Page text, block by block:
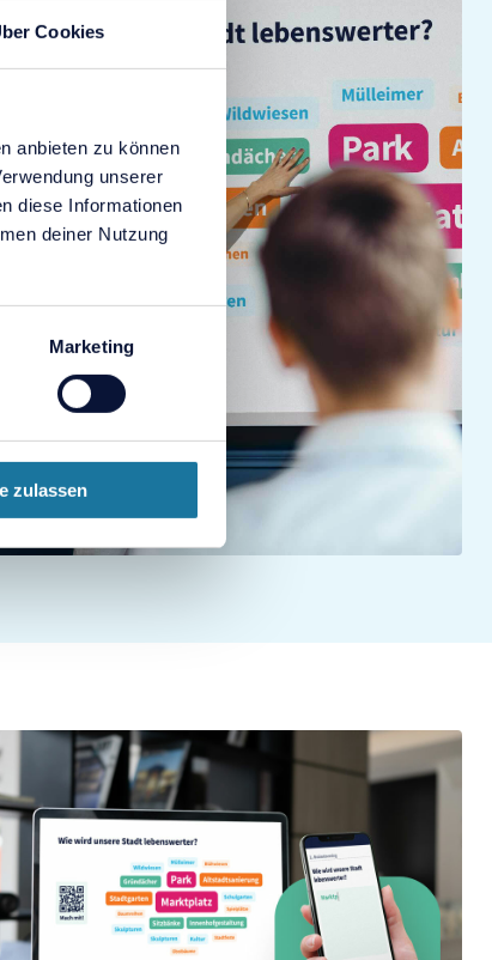
Cookies
anbieten zu können
unserer
diese Informationen
deiner Nutzung
Marketing
zulassen